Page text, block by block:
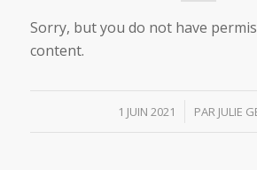
Sorry, but you do not have
content.
1 JUIN 2021
/ PAR JULIE